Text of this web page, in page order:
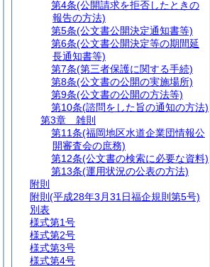
第4条(公開請求を拒否したときの
報告の方法)
第5条(公文書公開決定通知書等)
第6条(公文書公開決定等の期間延
長通知書等)
第7条(第三者保護に関する手続)
第8条(公文書の公開の実施場所)
第9条(公文書の公開の方法等)
第10条(諮問をした旨の通知の方法)
第3章
雑則
第11条(福岡地区水道企業団情報公
開審査会の庶務)
第12条(公文書の検索に必要な資料)
第13条(運用状況の公表の方法)
附則
附則 (平成28年3月31日福企規則第5号)
別表
様式第1号
様式第2号
様式第3号
様式第4号